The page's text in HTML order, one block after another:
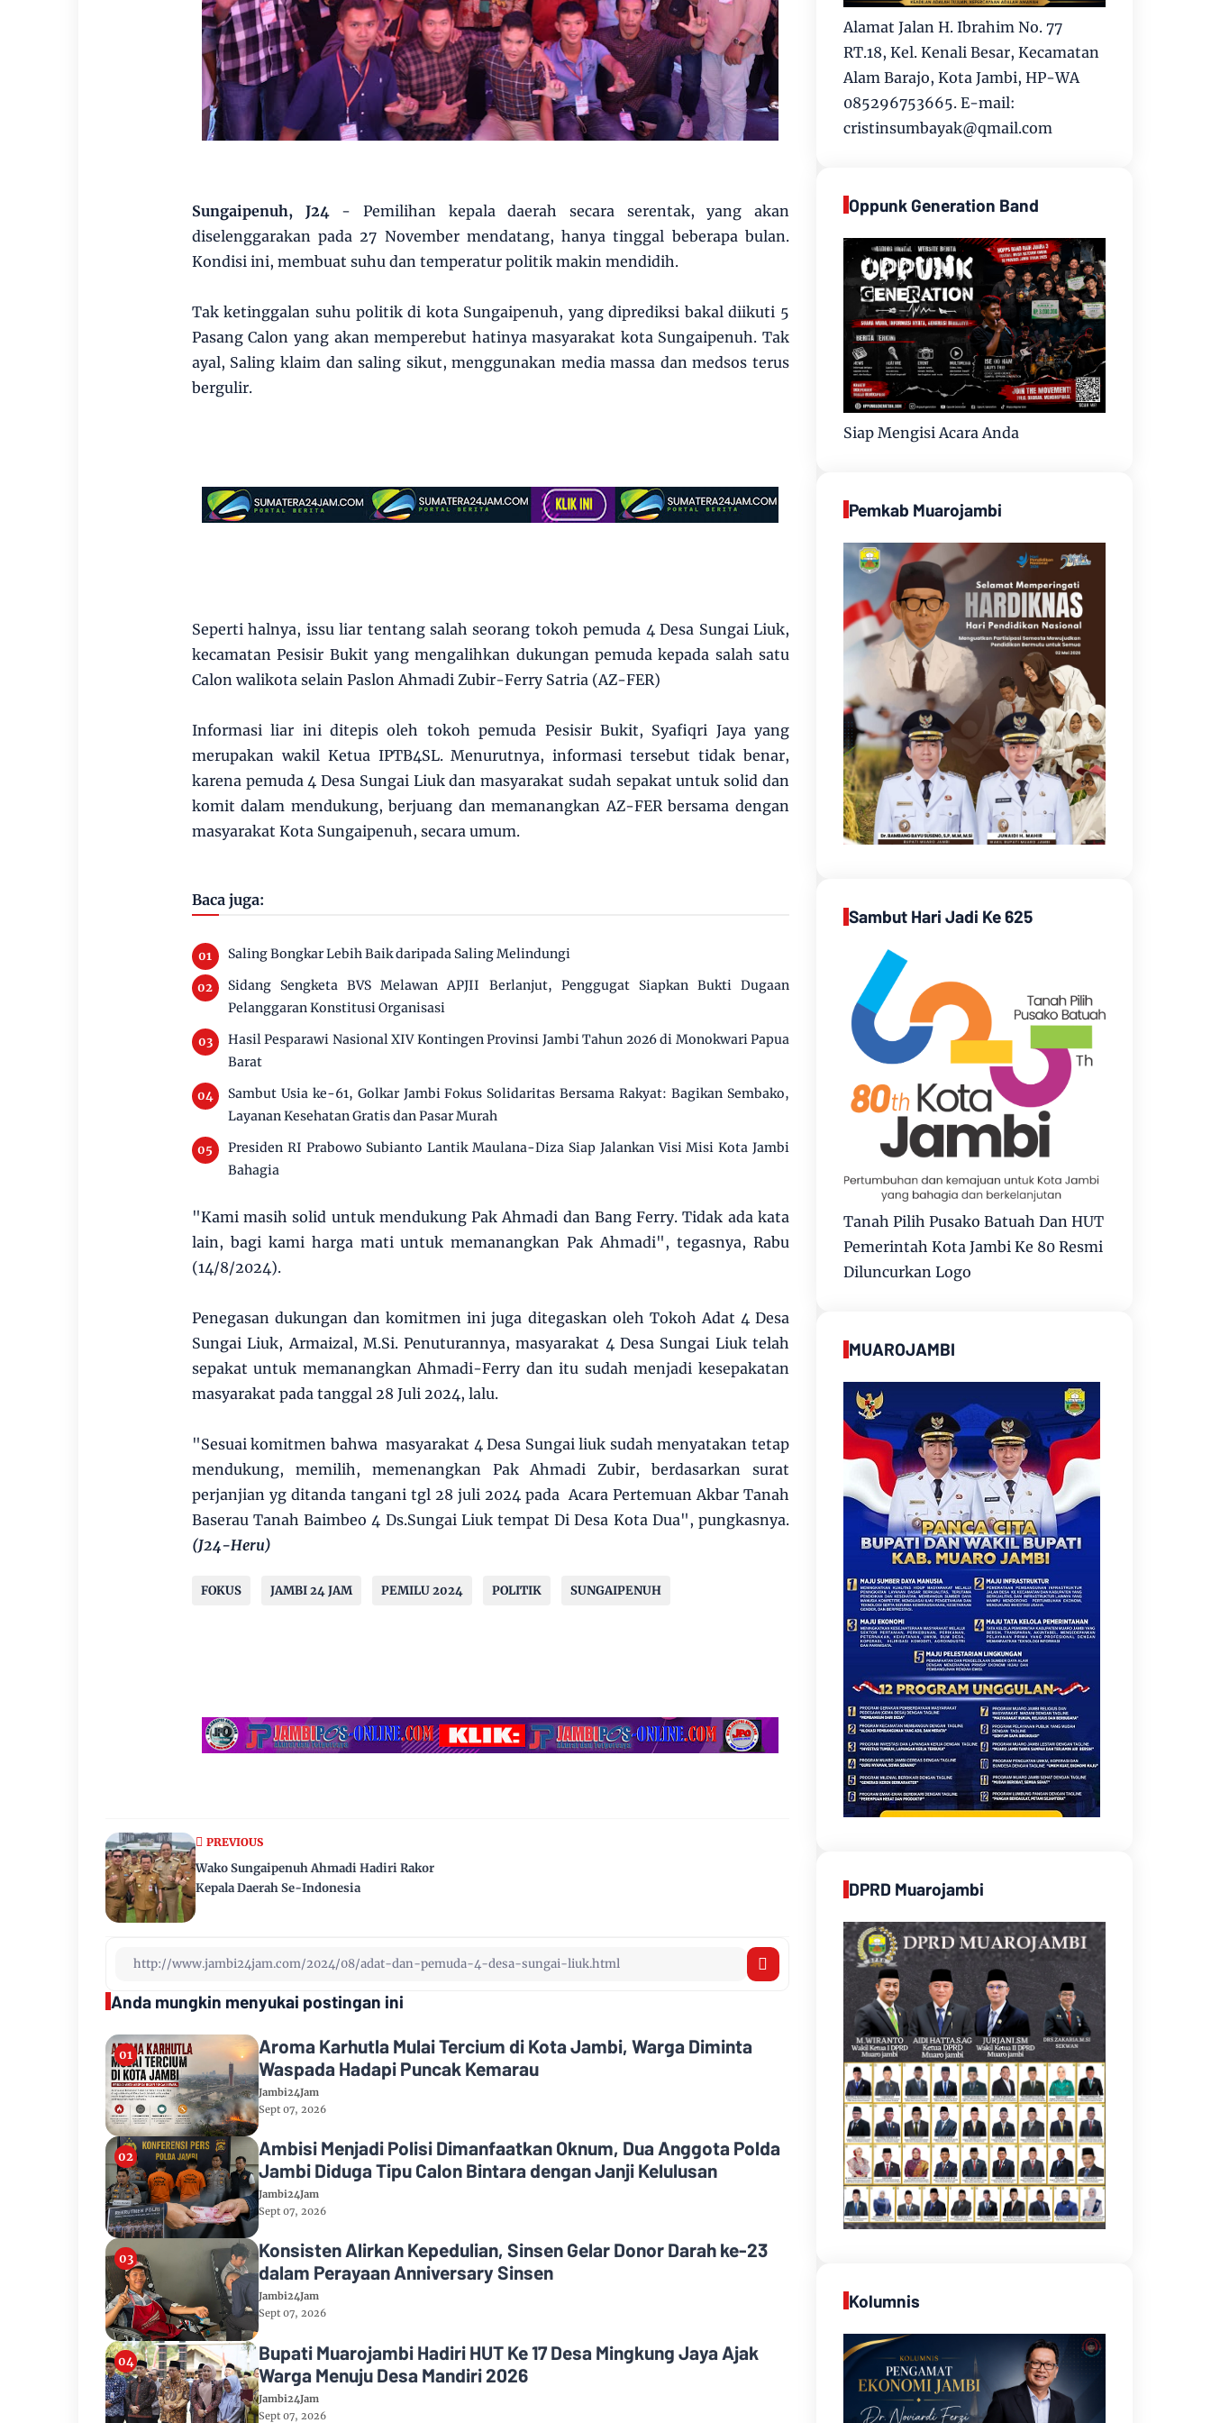
Sungaipenuh, J24- Pemilihan kepala daerah secara serentak, yang akan
diselenggarakan pada 27 November mendatang, hanya tinggal beberapa bulan.
Kondisi ini, membuat suhu dan temperatur politik makin mendidih.
Tak ketinggalan suhu politik di kota Sungaipenuh, yang diprediksi bakal diikuti 5
Pasang Calon yang akan memperebut hatinya masyarakat kota Sungaipenuh. Tak
ayal, Saling klaim dan saling sikut, menggunakan media massa dan medsos terus
bergulir.
Seperti halnya, issu liar tentang salah seorang tokoh pemuda 4 Desa Sungai Liuk,
kecamatan Pesisir Bukit yang mengalihkan dukungan pemuda kepada salah satu
Calon walikota selain Paslon Ahmadi Zubir-Ferry Satria (AZ-FER)
Informasi liar ini ditepis oleh tokoh pemuda Pesisir Bukit, Syafiqri Jaya yang
merupakan wakil Ketua IPTB4SL. Menurutnya, informasi tersebut tidak benar,
karena pemuda 4 Desa Sungai Liuk dan masyarakat sudah sepakat untuk solid dan
komit dalam mendukung, berjuang dan memanangkan AZ-FER bersama dengan
masyarakat Kota Sungaipenuh, secara umum.
Baca juga:
Saling Bongkar Lebih Baik daripada Saling Melindungi
Sidang Sengketa BVS Melawan APJII Berlanjut, Penggugat Siapkan Bukti Dugaan
Pelanggaran Konstitusi Organisasi
Hasil Pesparawi Nasional XIV Kontingen Provinsi Jambi Tahun 2026 di Monokwari Papua
Barat
Sambut Usia ke-61, Golkar Jambi Fokus Solidaritas Bersama Rakyat: Bagikan Sembako,
Layanan Kesehatan Gratis dan Pasar Murah
Presiden RI Prabowo Subianto Lantik Maulana-Diza Siap Jalankan Visi Misi Kota Jambi
Bahagia
"Kami masih solid untuk mendukung Pak Ahmadi dan Bang Ferry. Tidak ada kata
lain, bagi kami harga mati untuk memanangkan Pak Ahmadi", tegasnya, Rabu
(14/8/2024).
Penegasan dukungan dan komitmen ini juga ditegaskan oleh Tokoh Adat 4 Desa
Sungai Liuk, Armaizal, M.Si. Penuturannya, masyarakat 4 Desa Sungai Liuk telah
sepakat untuk memanangkan Ahmadi-Ferry dan itu sudah menjadi kesepakatan
masyarakat pada tanggal 28 Juli 2024, lalu.
"Sesuai komitmen bahwa masyarakat 4 Desa Sungai liuk sudah menyatakan tetap
mendukung, memilih, memenangkan Pak Ahmadi Zubir, berdasarkan surat
perjanjian yg ditanda tangani tgl 28 juli 2024 pada Acara Pertemuan Akbar Tanah
Baserau Tanah Baimbeo 4 Ds.Sungai Liuk tempat Di Desa Kota Dua", pungkasnya.
(J24-Heru)
FOKUS JAMBI 24 JAM PEMILU 2024 POLITIK SUNGAIPENUH
PREVIOUS
Wako Sungaipenuh Ahmadi Hadiri Rakor
Kepala Daerah Se-Indonesia
Anda mungkin menyukai postingan ini
Aroma Karhutla Mulai Tercium di Kota Jambi, Warga Diminta
Waspada Hadapi Puncak Kemarau
Jambi24Jam
Sept 07, 2026
Ambisi Menjadi Polisi Dimanfaatkan Oknum, Dua Anggota Polda
Jambi Diduga Tipu Calon Bintara dengan Janji Kelulusan
Jambi24Jam
Sept 07, 2026
Konsisten Alirkan Kepedulian, Sinsen Gelar Donor Darah ke-23
dalam Perayaan Anniversary Sinsen
Jambi24Jam
Sept 07, 2026
Bupati Muarojambi Hadiri HUT Ke 17 Desa Mingkung Jaya Ajak
Warga Menuju Desa Mandiri 2026
Jambi24Jam
Sept 07, 2026
Alamat Jalan H. Ibrahim No. 77
RT.18, Kel. Kenali Besar, Kecamatan
Alam Barajo, Kota Jambi, HP-WA
085296753665. E-mail:
cristinsumbayak@qmail.com
Oppunk Generation Band
Siap Mengisi Acara Anda
Pemkab Muarojambi
Sambut Hari Jadi Ke 625
Tanah Pilih Pusako Batuah Dan HUT
Pemerintah Kota Jambi Ke 80 Resmi
Diluncurkan Logo
MUAROJAMBI
DPRD Muarojambi
Kolumnis